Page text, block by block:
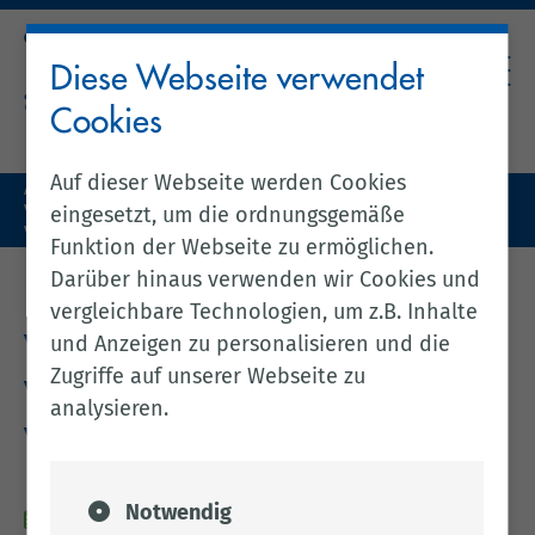
Aktuelles (zentral)
Vortrag: Testament und Vorsorge – Vollmachten und
Verfügungen
zurück zur vorherigen Seite
Vortrag: Testament und
Vorsorge – Vollmachten und
Verfügungen
21.11.2024
Diese Webseite verwendet
Cookies
Auf dieser Webseite werden Cookies
eingesetzt, um die ordnungsgemäße
Funktion der Webseite zu ermöglichen.
Darüber hinaus verwenden wir Cookies und
vergleichbare Technologien, um z.B. Inhalte
und Anzeigen zu personalisieren und die
Zugriffe auf unserer Webseite zu
analysieren.
Notwendig